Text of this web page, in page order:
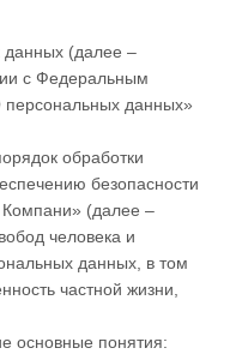
данных (далее –
с Федеральным
данных»
обработки
безопасности
(далее –
человека и
данных, в том
частной жизни,
основные понятия: